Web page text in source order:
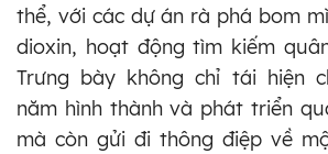
thể, với các dự án rà phá bom
dioxin, hoạt động tìm kiếm
Trưng bày không chỉ tái hiện
năm hình thành và phát triển
mà còn gửi đi thông điệp về